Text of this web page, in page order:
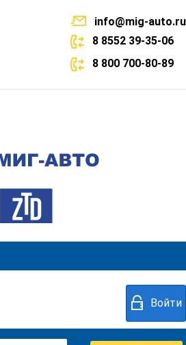
info@mig-auto.ru
8 8552 39-35-06
8 800 700-80-89
Войти